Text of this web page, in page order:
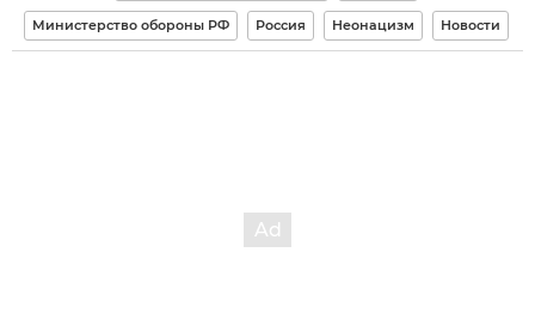
Министерство обороны РФ Россия Неонацизм Новости